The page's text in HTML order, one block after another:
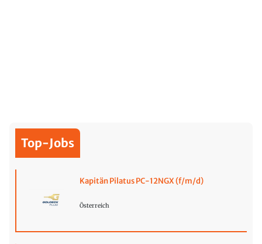
Top-Jobs
Kapitän Pilatus PC-12NGX (f/m/d)
Österreich